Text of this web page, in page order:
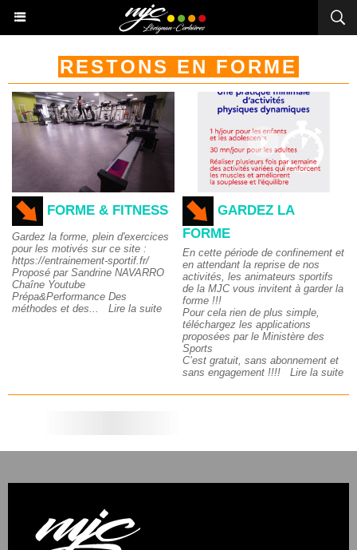
RESTONS EN FORME
FORME & FITNESS
Gardez la forme, plein d'exercices
pour les motivés sur ce site :
https://entrainement-sportif.fr/
Proposé par Sandrine NAVARRO
Chaîne Youtube
Prépa&Performance Des
méthodes et des... Lire la suite
GARDEZ LA
FORME
En cette période de confinement et
en attendant la reprise de nos
activités, les animateurs sportifs
de la MJC vous invitent à garder la
forme !!!
Pour cela rien de plus simple,
téléchargez les applications
proposées par le Ministère des
Sports
C’est gratuit, sans abonnement et
sans engagement !!!! Lire la suite